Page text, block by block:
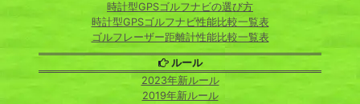
時計型GPSゴルフナビの選び方
時計型GPSゴルフナビ性能比較一覧表
ゴルフレーザー距離計性能比較一覧表
ルール
2023年新ルール
2019年新ルール